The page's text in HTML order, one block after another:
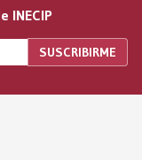
INECIP